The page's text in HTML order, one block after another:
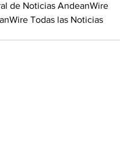
de Noticias AndeanWire
Todas las Noticias